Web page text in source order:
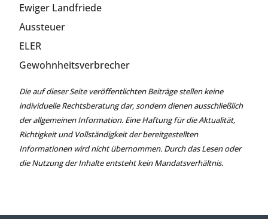
Ewiger Landfriede
Aussteuer
ELER
Gewohnheitsverbrecher
Die auf dieser Seite veröffentlichten Beiträge stellen keine
individuelle Rechtsberatung dar, sondern dienen ausschließlich
der allgemeinen Information. Eine Haftung für die Aktualität,
Richtigkeit und Vollständigkeit der bereitgestellten
Informationen wird nicht übernommen. Durch das Lesen oder
die Nutzung der Inhalte entsteht kein Mandatsverhältnis.